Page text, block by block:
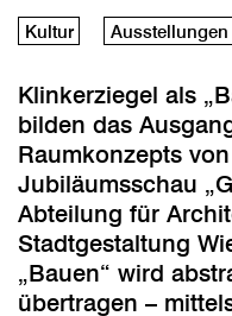
Kultur Ausstellungen
Klinkerziegel als
bilden das
Raumkonzepts
Jubiläumsschau
Abteilung für
Stadtgestaltung
„Bauen“ wird
übertragen –